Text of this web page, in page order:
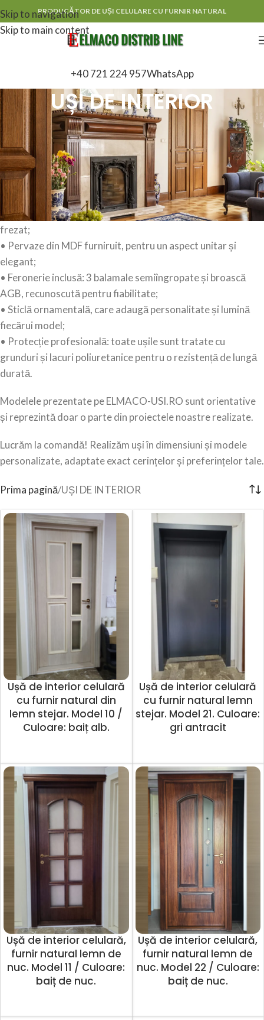
Skip to navigation
Skip to main content
PRODUCĂTOR DE UȘI CELULARE CU FURNIR NATURAL
+40 721 224 957WhatsApp
UȘI DE INTERIOR
Caracteristici standard ale ușilor:
• Foaie de ușă realizată pe structură din lemn de rășinoase,
cu umplutură tip fagure din PFL dur, finisată cu furnir natural
de calitate superioară;
• Toc din panel de rășinoase, furniruit cu furnir natural,
prevăzut cu chedere de etanșare montate într-un canal
frezat;
• Pervaze din MDF furniruit, pentru un aspect unitar și
elegant;
• Feronerie inclusă: 3 balamale semiîngropate și broască
AGB, recunoscută pentru fiabilitate;
• Sticlă ornamentală, care adaugă personalitate și lumină
fiecărui model;
• Protecție profesională: toate ușile sunt tratate cu
grunduri și lacuri poliuretanice pentru o rezistență de lungă
durată.
Modelele prezentate pe ELMACO-USI.RO sunt orientative
și reprezintă doar o parte din proiectele noastre realizate.
Lucrăm la comandă! Realizăm uși în dimensiuni și modele
personalizate, adaptate exact cerințelor și preferințelor tale.
Prima pagină UȘI DE INTERIOR
Ușă de interior celulară
cu furnir natural din
lemn stejar. Model 10 /
Culoare: baiț alb.
Ușă de interior celulară
cu furnir natural lemn
stejar. Model 21. Culoare:
gri antracit
Ușă de interior celulară,
furnir natural lemn de
nuc. Model 11 / Culoare:
baiț de nuc.
Ușă de interior celulară,
furnir natural lemn de
nuc. Model 22 / Culoare:
baiț de nuc.